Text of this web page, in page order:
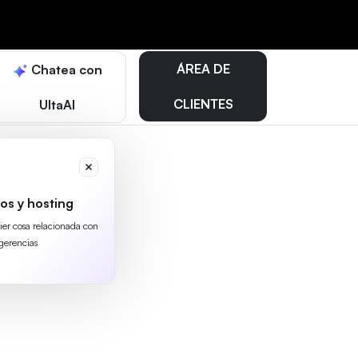
Chatea con
UltaAI
y hosting
cosa relacionada con
ÁREA DE
CLIENTES